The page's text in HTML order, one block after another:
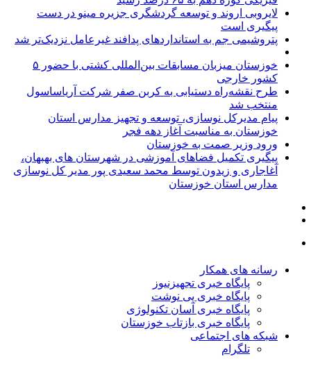
لایروبی اروند و توسعه گردشگری جزیره مینو در دست
پیگیری است
پتروشیمی جم به استانداردهای پدافند غیرعامل نزدیک‌تر شد
خوزستان میزبان مسابقات بین‌المللی کشتی با حضور ۵
کشور خارجی
طرح نقشه‌راه دستیابی به کربن صفر شرکت آریاساسول
منتخب شد
پیام مدیرکل نوسازی، توسعه و تجهیز مدارس استان
خوزستان به مناسبت آغاز دهه فجر
ورود وزیر صمت به خوزستان
پیگیری تکمیل فضاهای آموزشی در شهرستان های بهبهان،
آغاجاری و زیدون توسط محمد سعیدی پور مدیر کل نوسازی
مدارس استان خوزستان
رسانه های همکار
پایگاه خبری تجهیزنیوز
پایگاه خبری پی نوشت
پایگاه خبری آسان تکنولوژی
پایگاه خبری بازتاب خوزستان
شبکه های اجتماعی
تلگرام